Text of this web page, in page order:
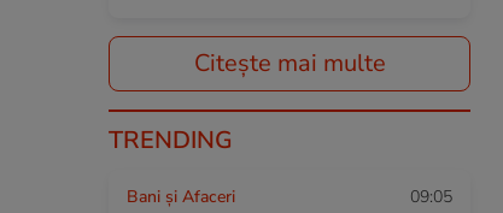
Citește mai multe
TRENDING
Bani și Afaceri 09:05